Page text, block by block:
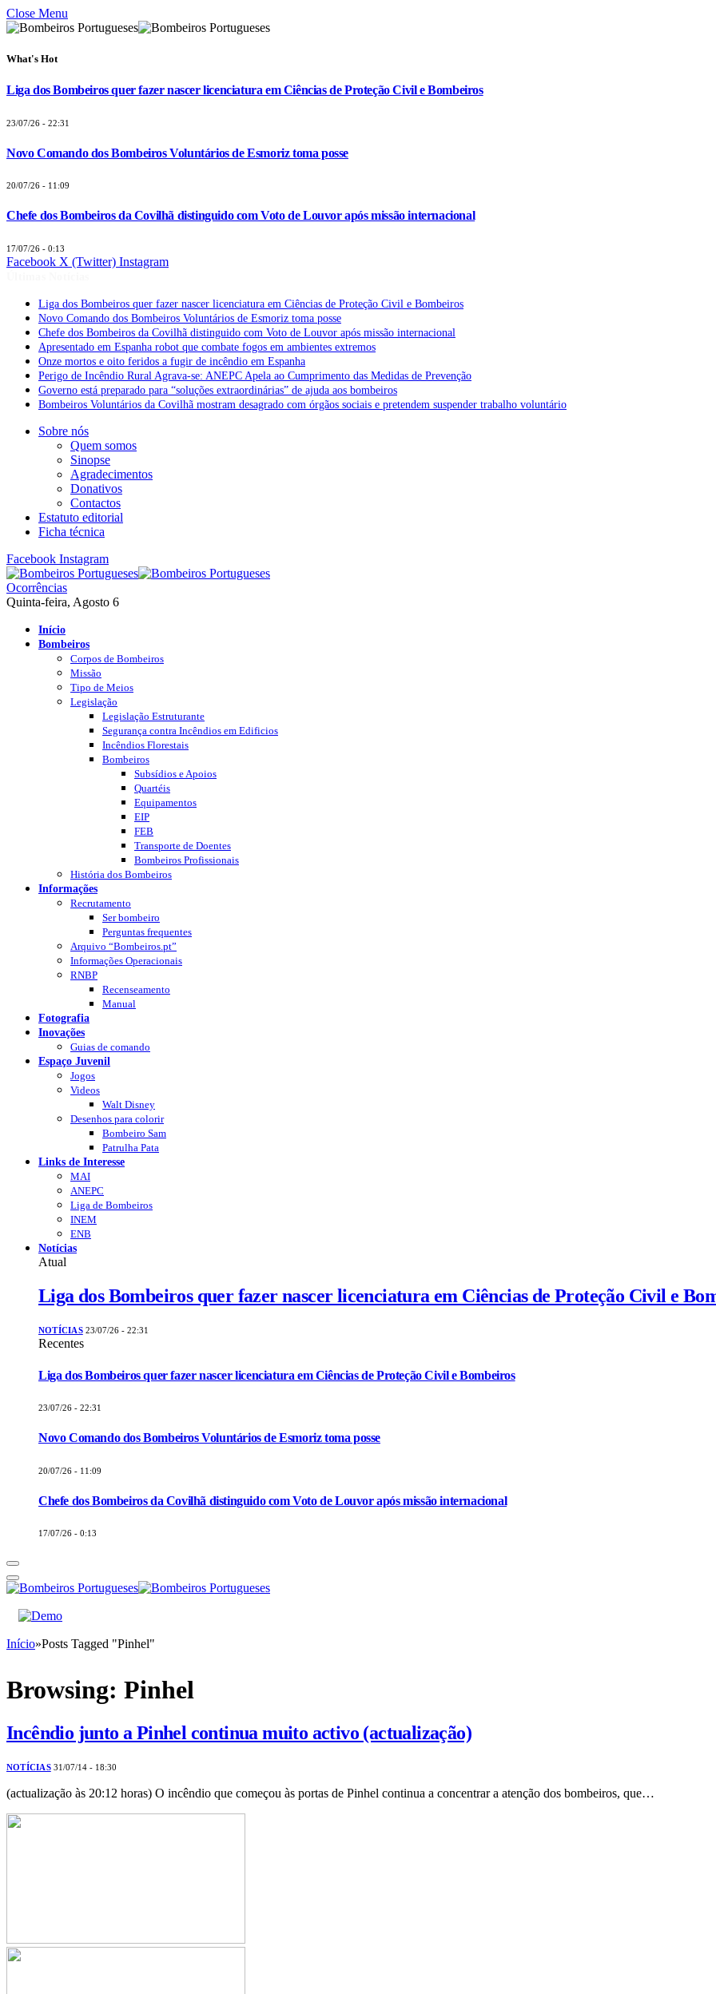
Close Menu
What's Hot
Liga dos Bombeiros quer fazer nascer licenciatura em Ciências de Proteção Civil e Bombeiros
23/07/26 - 22:31
Novo Comando dos Bombeiros Voluntários de Esmoriz toma posse
20/07/26 - 11:09
Chefe dos Bombeiros da Covilhã distinguido com Voto de Louvor após missão internacional
17/07/26 - 0:13
Facebook X (Twitter) Instagram
Liga dos Bombeiros quer fazer nascer licenciatura em Ciências de Proteção Civil e Bombeiros
Novo Comando dos Bombeiros Voluntários de Esmoriz toma posse
Chefe dos Bombeiros da Covilhã distinguido com Voto de Louvor após missão internacional
Apresentado em Espanha robot que combate fogos em ambientes extremos
Onze mortos e oito feridos a fugir de incêndio em Espanha
Perigo de Incêndio Rural Agrava-se: ANEPC Apela ao Cumprimento das Medidas de Prevenção
Governo está preparado para “soluções extraordinárias” de ajuda aos bombeiros
Bombeiros Voluntários da Covilhã mostram desagrado com órgãos sociais e pretendem suspender trabalho voluntário
Sobre nós
Quem somos
Sinopse
Agradecimentos
Donativos
Contactos
Estatuto editorial
Ficha técnica
Facebook Instagram
Ocorrências
Quinta-feira, Agosto 6
Início
Bombeiros
Corpos de Bombeiros
Missão
Tipo de Meios
Legislação
Legislação Estruturante
Segurança contra Incêndios em Edificios
Incêndios Florestais
Bombeiros
Subsídios e Apoios
Quartéis
Equipamentos
EIP
FEB
Transporte de Doentes
Bombeiros Profissionais
História dos Bombeiros
Informações
Recrutamento
Ser bombeiro
Perguntas frequentes
Arquivo “Bombeiros.pt”
Informações Operacionais
RNBP
Recenseamento
Manual
Fotografia
Inovações
Guias de comando
Espaço Juvenil
Jogos
Videos
Walt Disney
Desenhos para colorir
Bombeiro Sam
Patrulha Pata
Links de Interesse
MAI
ANEPC
Liga de Bombeiros
INEM
ENB
Notícias
Atual
Liga dos Bombeiros quer fazer nascer licenciatura em Ciências de Proteção Civil e
NOTÍCIAS 23/07/26 - 22:31
Recentes
Liga dos Bombeiros quer fazer nascer licenciatura em Ciências de Proteção Civil e Bombeiros
23/07/26 - 22:31
Novo Comando dos Bombeiros Voluntários de Esmoriz toma posse
20/07/26 - 11:09
Chefe dos Bombeiros da Covilhã distinguido com Voto de Louvor após missão internacional
17/07/26 - 0:13
Início»Posts Tagged "Pinhel"
Browsing: Pinhel
Incêndio junto a Pinhel continua muito activo (actualização)
NOTÍCIAS 31/07/14 - 18:30
(actualização às 20:12 horas) O incêndio que começou às portas de Pinhel continua a concentrar a atenção dos bombeiros, que…